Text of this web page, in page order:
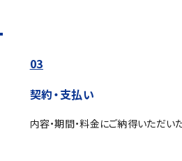
03
契約・支払い
内容・期間・料金にご納得いただい